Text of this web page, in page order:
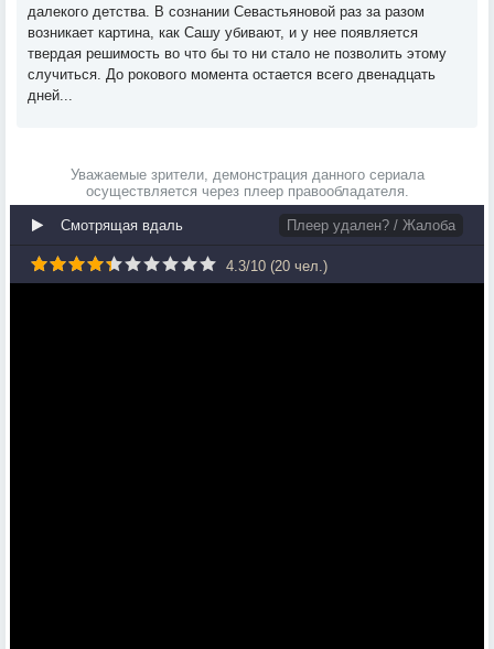
далекого детства. В сознании Севастьяновой раз за разом
возникает картина, как Сашу убивают, и у нее появляется
твердая решимость во что бы то ни стало не позволить этому
случиться. До рокового момента остается всего двенадцать
дней...
Уважаемые зрители, демонстрация данного сериала
осуществляется через плеер правообладателя.
Смотрящая вдаль Плеер удален? / Жалоба
4.3/10 (20 чел.)